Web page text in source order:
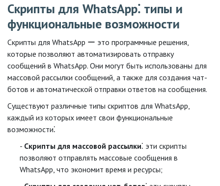
Скрипты для WhatsApp⁚ типы и
функциональные возможности
Скрипты для WhatsApp ー это программные решения,
которые позволяют автоматизировать отправку
сообщений в WhatsApp. Они могут быть использованы для
массовой рассылки сообщений, а также для создания чат-
ботов и автоматической отправки ответов на сообщения.
Существуют различные типы скриптов для WhatsApp,
каждый из которых имеет свои функциональные
возможности⁚
Скрипты для массовой рассылки⁚ эти скрипты
позволяют отправлять массовые сообщения в
WhatsApp, что экономит время и ресурсы;